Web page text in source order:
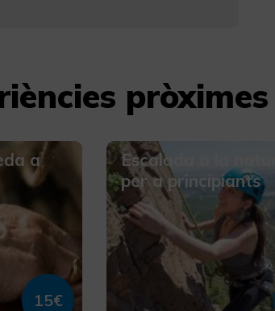
pròximes
a
15€
Escalada a la
per a principiants